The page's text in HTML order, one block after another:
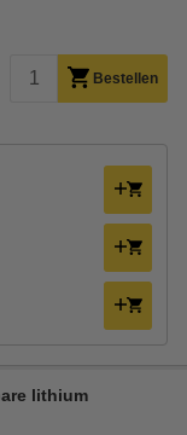
Bestellen
lithium